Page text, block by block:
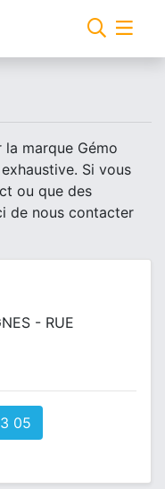
marque Gémo
Si vous
ou que des
de nous contacter
- RUE
05